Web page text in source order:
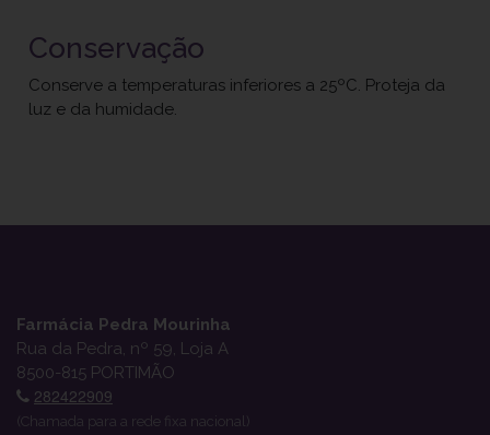
Conservação
Conserve a temperaturas inferiores a 25ºC. Proteja da
luz e da humidade.
Farmácia Pedra Mourinha
Rua da Pedra, nº 59, Loja A
8500-815 PORTIMÃO
282422909
(Chamada para a rede fixa nacional)